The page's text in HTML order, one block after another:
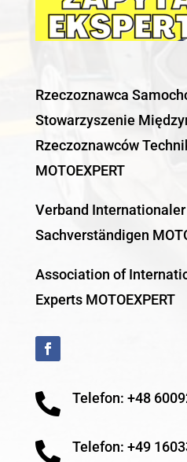
Rzeczoznawca
Stowarzyszenie
Rzeczoznawców
MOTOEXPERT
Verband
Sachverständigen
Association of
Experts MOTOEXPERT
 Telefon: +48
 Telefon: +49